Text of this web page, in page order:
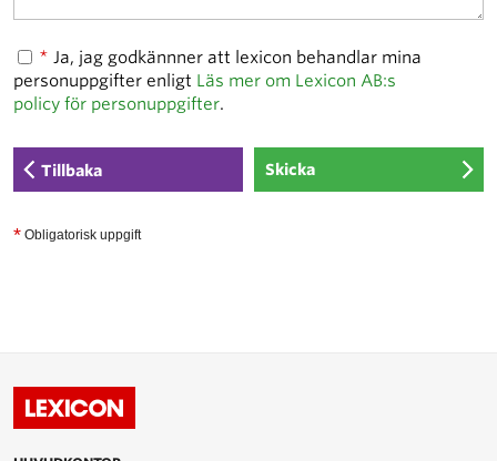
* Ja, jag godkännner att lexicon behandlar mina
personuppgifter enligt Läs mer om Lexicon AB:s
policy för personuppgifter.
Tillbaka
* Obligatorisk uppgift